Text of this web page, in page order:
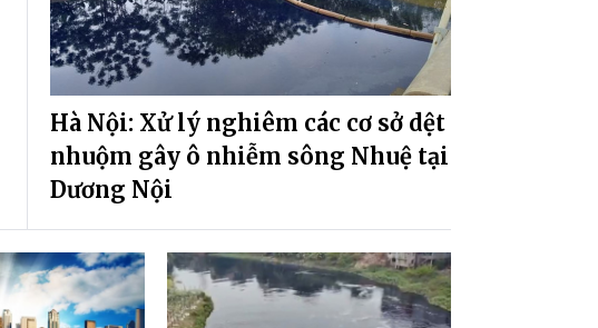
Hà Nội: Xử lý nghiêm các cơ sở dệt
nhuộm gây ô nhiễm sông Nhuệ tại
Dương Nội